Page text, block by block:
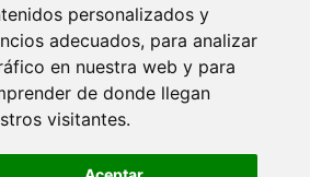
personalizados y
adecuados, para analizar
en nuestra web y para
de donde llegan
visitantes.